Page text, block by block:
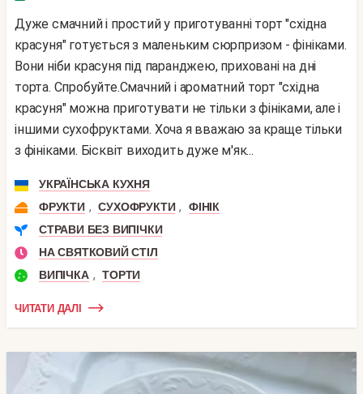
Дуже смачний і простий у приготуванні торт "східна
красуня" готується з маленьким сюрпризом - фініками.
Вони ніби красуня під паранджею, приховані на дні
торта. Спробуйте.Смачний і ароматний торт "східна
красуня" можна приготувати не тільки з фініками, але і
іншими сухофруктами. Хоча я вважаю за краще тільки
з фініками. Бісквіт виходить дуже м'як...
УКРАЇНСЬКА КУХНЯ
ФРУКТИ , СУХОФРУКТИ ,
ФІНІК
СТРАВИ БЕЗ ВИПІЧКИ
НА СВЯТКОВИЙ СТІЛ
ВИПІЧКА , ТОРТИ
ЧИТАТИ ДАЛІ